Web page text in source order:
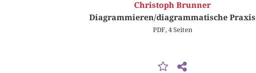
Christoph Brunner
Diagrammieren/diagrammatische Praxis
PDF, 4 Seiten